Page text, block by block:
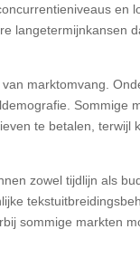
en
langetermijnkansen
marktomvang.
Sommige
te betalen, terwijl
zowel tijdlijn als
sommige markten